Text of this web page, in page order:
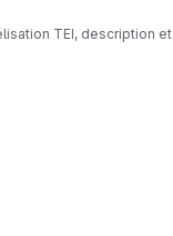
TEI, description et